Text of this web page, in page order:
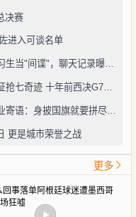
决赛
进入可谈名单
BBC独家：南安普顿主帅涉嫌指使实习生当"间谍"，聊天记录曝光引轩然大波
生日夜魔咒再现！34岁巴恩斯两度见证抢七奇迹 十年前西决G7也曾送雷霆回家
重庆铜梁龙五虎将入选U23国足 刘建业寄语：身披国旗就要拼尽全力
更是城市荣誉之战
更多